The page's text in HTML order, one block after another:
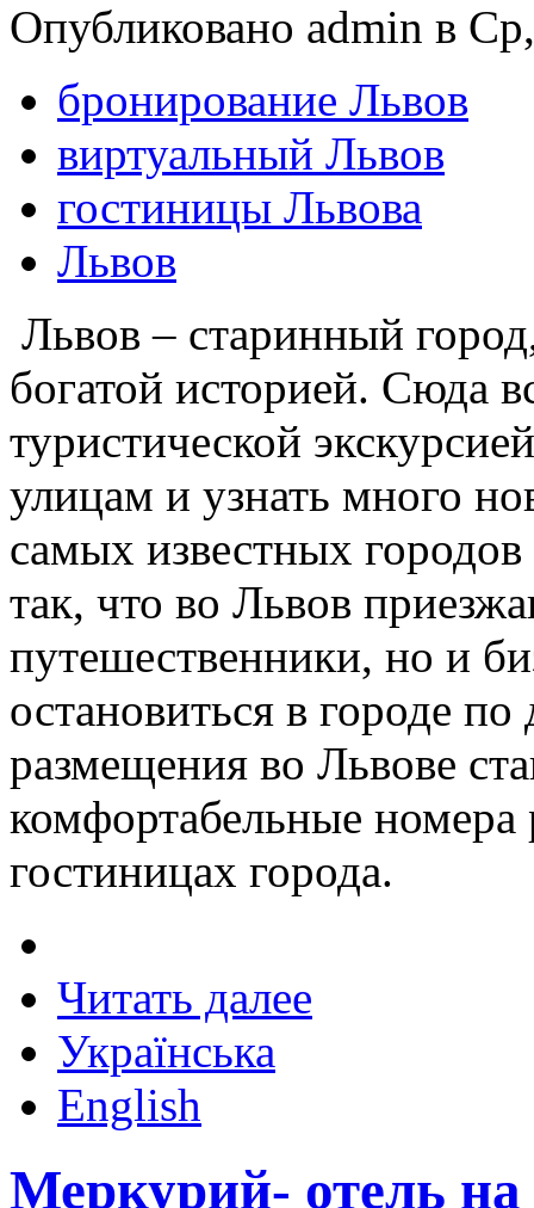
Опубликовано admin в
бронирование Львов
виртуальный Львов
гостиницы Львова
Львов
Львов – старинный
богатой историей. Сюда
туристической
улицам и узнать много
самых известных
так, что во Львов
путешественники, но и
остановиться в городе
размещения во Львове
комфортабельные номера
гостиницах города.
Читать далее
Українська
English
Меркурий- отель на